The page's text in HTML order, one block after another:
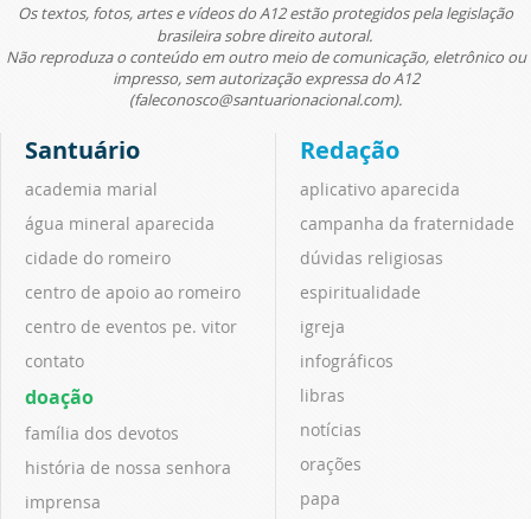
Os textos, fotos, artes e vídeos do A12 estão protegidos pela legislação
brasileira sobre direito autoral.
Não reproduza o conteúdo em outro meio de comunicação, eletrônico ou
impresso, sem autorização expressa do A12
(faleconosco@santuarionacional.com).
Santuário
academia marial
água mineral aparecida
cidade do romeiro
centro de apoio ao romeiro
centro de eventos pe. vitor
contato
doação
família dos devotos
história de nossa senhora
imprensa
Redação
aplicativo aparecida
campanha da fraternidade
dúvidas religiosas
espiritualidade
igreja
infográficos
libras
notícias
orações
papa